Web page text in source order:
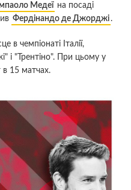
Медеї на посаді
Фердінандо де Джорджі .
в чемпіонаті Італії,
і "Трентіно". При цьому у
в 15 матчах.